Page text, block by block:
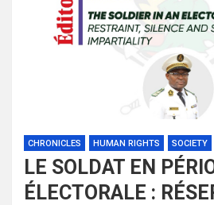
CHRONICLES HUMAN RIGHTS SOCIETY
LE SOLDAT EN
ÉLECTORALE :